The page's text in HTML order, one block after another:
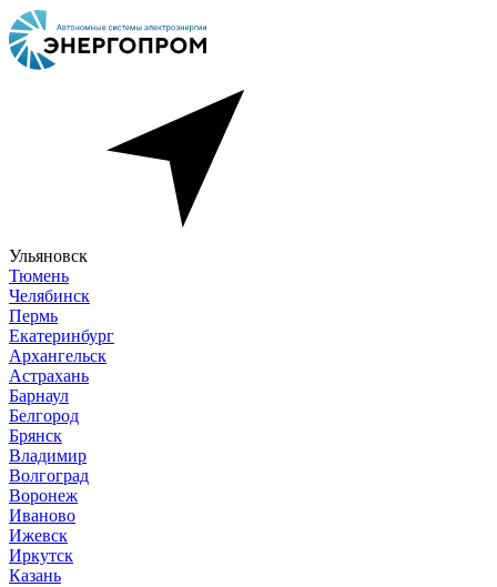
Ульяновск
Тюмень
Челябинск
Пермь
Екатеринбург
Архангельск
Астрахань
Барнаул
Белгород
Брянск
Владимир
Волгоград
Воронеж
Иваново
Ижевск
Иркутск
Казань